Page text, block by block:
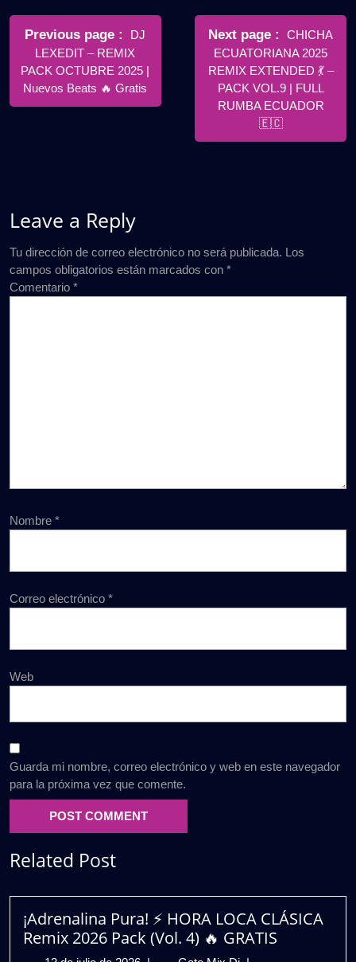
Navegación
de
entradas
Previous page
Older
Posts
DJ
LEXEDIT – REMIX
PACK OCTUBRE 2025 |
Nuevos Beats 🔥 Gratis
Next page
Newer
Posts
CHICHA
ECUATORIANA 2025
REMIX EXTENDED 💃 –
PACK VOL.9 | FULL
RUMBA ECUADOR
🇪🇨
Leave a Reply
Tu dirección de correo electrónico no será publicada. Los
campos obligatorios están marcados con *
Comentario *
Nombre *
Correo electrónico *
Web
Guarda mi nombre, correo electrónico y web en este navegador
para la próxima vez que comente.
Related Post
¡Adrenalina Pura! ⚡ HORA LOCA CLÁSICA
Remix 2026 Pack (Vol. 4) 🔥 GRATIS